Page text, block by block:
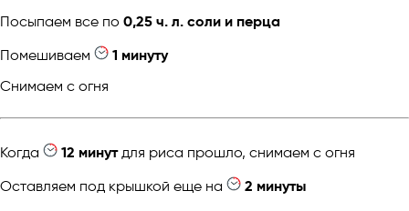
Посыпаем все по 0,25 ч. л. соли и перца
Помешиваем
1 минуту
Снимаем с огня
Когда 12 минутдля риса прошло, снимаем с огня
Оставляем под крышкой еще на
2 минуты